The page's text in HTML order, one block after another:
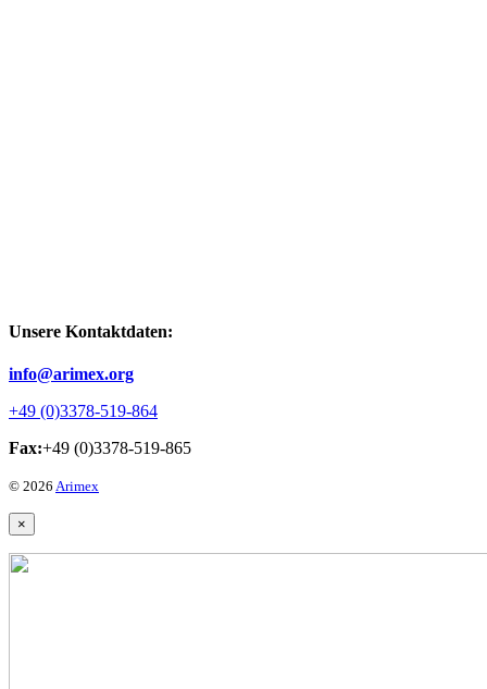
Unsere Kontaktdaten:
info@arimex.org
+49 (0)3378-519-864
Fax:+49 (0)3378-519-865
© 2026 Arimex
×